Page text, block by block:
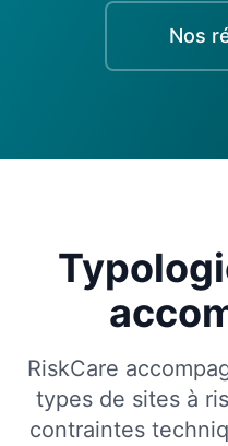
Nos
RiskCare
types de sites à
contraintes